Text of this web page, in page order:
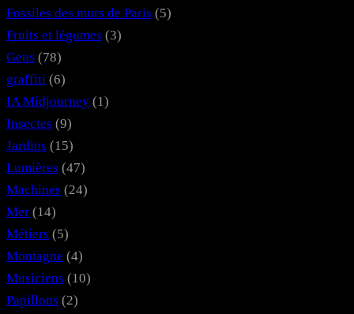
Fossiles des murs de Paris (5)
Fruits et légumes (3)
Gens (78)
graffiti (6)
IA Midjourney (1)
Insectes (9)
Jardins (15)
Lumières (47)
Machines (24)
Mer (14)
Métiers (5)
Montagne (4)
Musiciens (10)
Papillons (2)